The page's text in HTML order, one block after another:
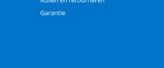
Garantie